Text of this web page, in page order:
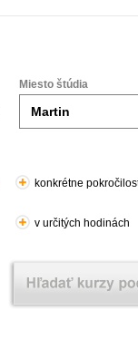
Miesto štúdia
konkrétne
v určitých hodinách